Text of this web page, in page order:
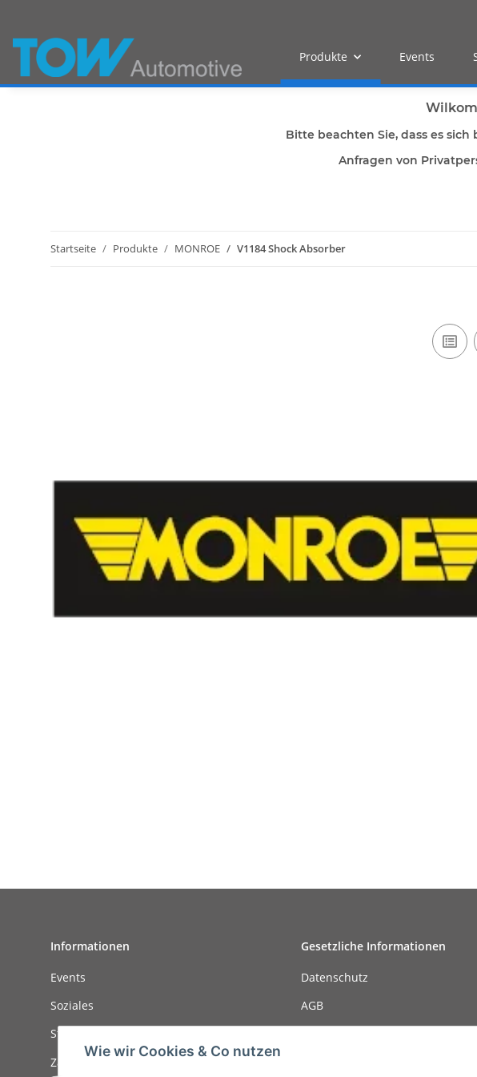
Produkte Events
Bitte beachten Sie, dass es
Anfragen von
Startseite Produkte MONROE V1184 Shock Absorber
Informationen
Events
Soziales
Stellenanzeigen
Zahlungsmöglichkeiten
Gesetzliche Informationen
Datenschutz
AGB
Wie wir Cookies & Co nutzen